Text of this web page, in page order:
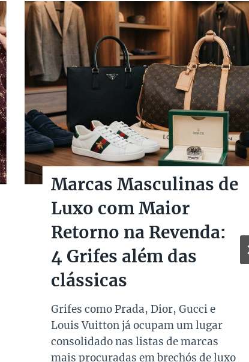
Marcas Masculinas de
Luxo com Maior
Retorno na Revenda:
4 Grifes além das
clássicas
Grifes como Prada, Dior, Gucci e
Louis Vuitton já ocupam um lugar
consolidado nas listas de marcas
mais procuradas em brechós de luxo